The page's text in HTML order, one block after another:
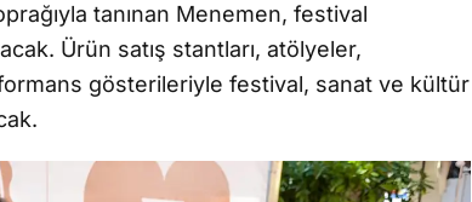
tanınan Menemen, festival
Ürün satış stantları, atölyeler,
gösterileriyle festival, sanat ve kültür